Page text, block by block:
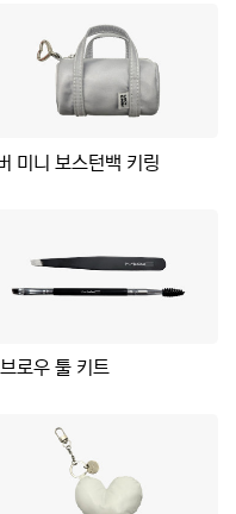
미니 보스턴백 키링
로우 툴 키트